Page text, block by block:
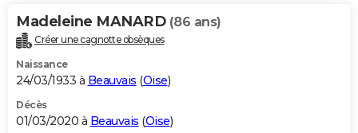
Madeleine MANARD (86 ans)
Créer une cagnotte obsèques
Naissance
24/03/1933 à Beauvais (Oise)
Décès
01/03/2020 à Beauvais (Oise)